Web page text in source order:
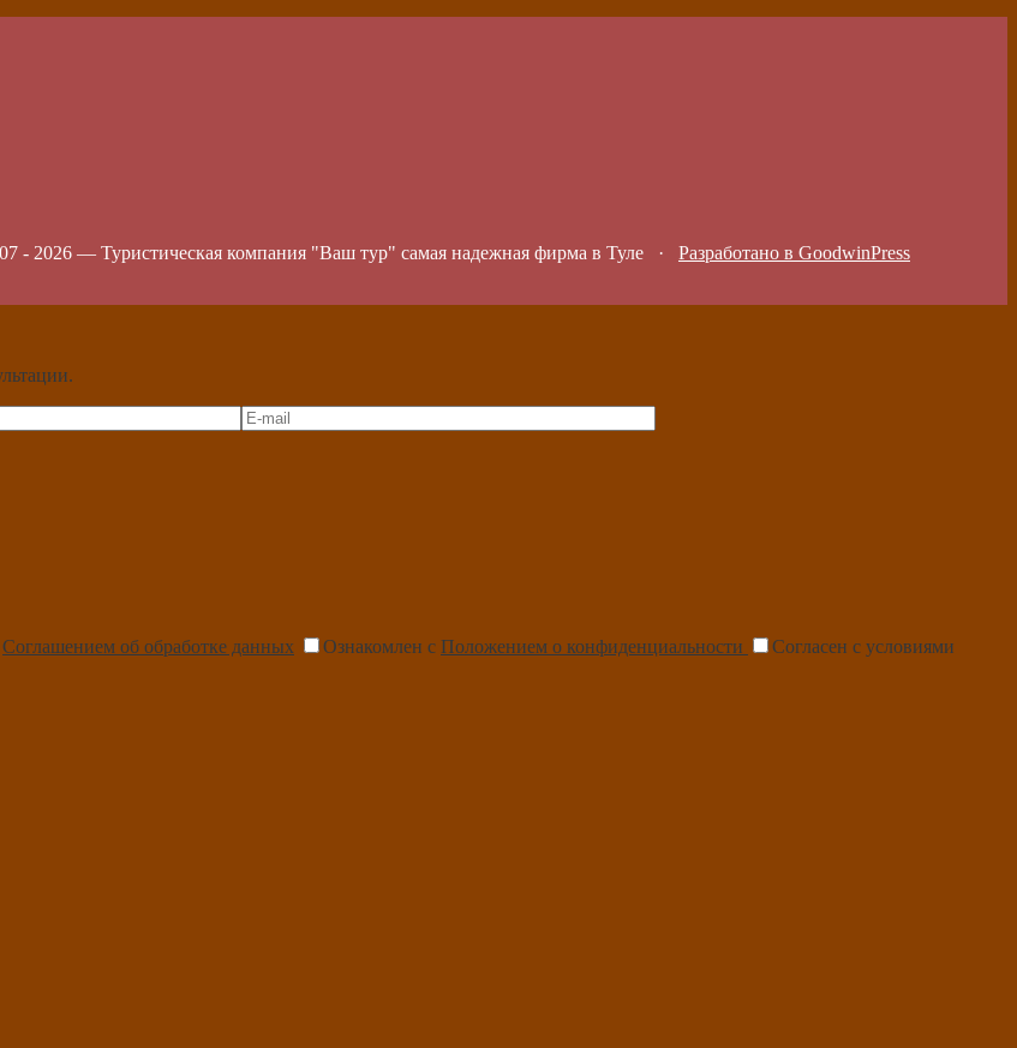
- 2026 — Туристическая компания "Ваш тур" самая надежная фирма в Туле · Разработано в GoodwinPress
Соглашением об обработке данных Ознакомлен с Положением о конфиденциальности
Согласен с условиями